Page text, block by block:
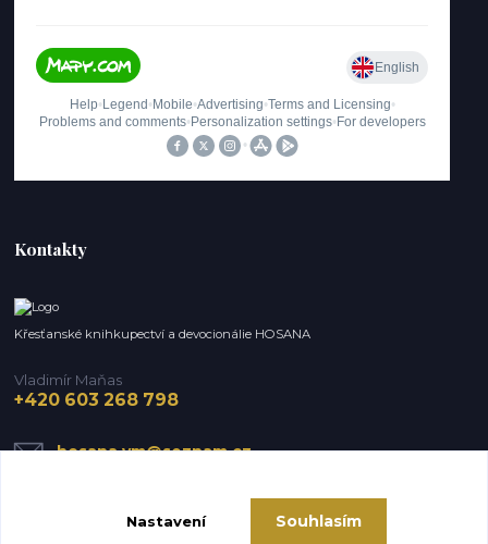
Kontakty
Křesťanské knihkupectví a devocionálie HOSANA
Vladimír Maňas
+420 603 268 798
hosana.vm@seznam.cz
Nastavení Souhlasím